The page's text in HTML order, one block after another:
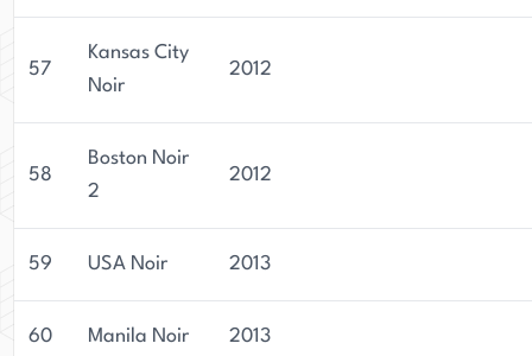
57
Kansas City
Noir
2012
58
Boston Noir
2
2012
59 USA Noir 2013
60 Manila Noir 2013